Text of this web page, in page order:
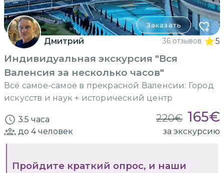
Заказать
Дмитрий 36 отзывов 5
Индивидуальная экскурсия "Вся
Валенсия за несколько часов"
Всё самое-самое в прекрасной Валенсии: Город
искусств и наук + исторический центр
3.5 часа 220€ 165€
до 4человек за экскурсию
Пройдите краткий опрос, и наши